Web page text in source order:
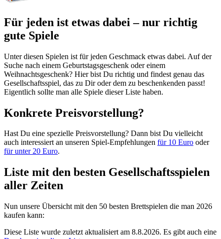
Für jeden ist etwas dabei – nur richtig
gute Spiele
Unter diesen Spielen ist für jeden Geschmack etwas dabei. Auf der
Suche nach einem Geburtstagsgeschenk oder einem
Weihnachtsgeschenk? Hier bist Du richtig und findest genau das
Gesellschaftsspiel, das zu Dir oder dem zu beschenkenden passt!
Eigentlich sollte man alle Spiele dieser Liste haben.
Konkrete Preisvorstellung?
Hast Du eine spezielle Preisvorstellung? Dann bist Du vielleicht
auch interessiert an unseren Spiel-Empfehlungen für 10 Euro oder
für unter 20 Euro.
Liste mit den besten Gesellschaftsspielen
aller Zeiten
Nun unsere Übersicht mit den 50 besten Brettspielen die man 2026
kaufen kann:
Diese Liste wurde zuletzt aktualisiert am 8.8.2026. Es gibt auch eine